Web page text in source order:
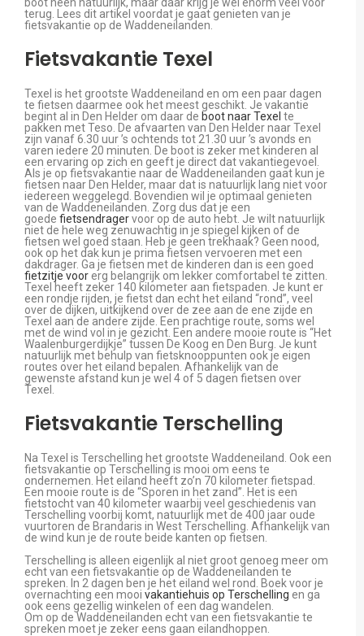
terug. Lees dit artikel voordat je gaat genieten van je
fietsvakantie op de Waddeneilanden.
Fietsvakantie Texel
Texel is het grootste Waddeneiland en om een paar dagen
te fietsen daarmee ook het meest geschikt. Je vakantie
begint al in Den Helder om daar de boot naar Texel te
pakken met Teso. De afvaarten van Den Helder naar Texel
zijn vanaf 6.30 uur ’s ochtends tot 21.30 uur ’s avonds en
varen iedere 20 minuten. De boot is zeker met kinderen al
een ervaring op zich en geeft je direct dat vakantiegevoel.
Als je op fietsvakantie naar de Waddeneilanden gaat kun je
fietsen naar Den Helder, maar dat is natuurlijk lang niet voor
iedereen weggelegd. Bovendien wil je optimaal genieten
van de Waddeneilanden. Zorg dus dat je een
goede fietsendragervoor op de auto hebt. Je wilt natuurlijk
niet de hele weg zenuwachtig in je spiegel kijken of de
fietsen wel goed staan. Heb je geen trekhaak? Geen nood,
ook op het dak kun je prima fietsen vervoeren met een
dakdrager. Ga je fietsen met de kinderen dan is een goed
fietzitje voorerg belangrijk om lekker comfortabel te zitten.
Texel heeft zeker 140 kilometer aan fietspaden. Je kunt er
een rondje rijden, je fietst dan echt het eiland “rond”, veel
over de dijken, uitkijkend over de zee aan de ene zijde en
Texel aan de andere zijde. Een prachtige route, soms wel
met de wind vol in je gezicht. Een andere mooie route is “Het
Waalenburgerdijkje” tussen De Koog en Den Burg. Je kunt
natuurlijk met behulp van fietsknooppunten ook je eigen
routes over het eiland bepalen. Afhankelijk van de
gewenste afstand kun je wel 4 of 5 dagen fietsen over
Texel.
Fietsvakantie Terschelling
Na Texel is Terschelling het grootste Waddeneiland. Ook een
fietsvakantie op Terschelling is mooi om eens te
ondernemen. Het eiland heeft zo’n 70 kilometer fietspad.
Een mooie route is de “Sporen in het zand”. Het is een
fietstocht van 40 kilometer waarbij veel geschiedenis van
Terschelling voorbij komt, natuurlijk met de 400 jaar oude
vuurtoren de Brandaris in West Terschelling. Afhankelijk van
de wind kun je de route beide kanten op fietsen.
Terschelling is alleen eigenlijk al niet groot genoeg meer om
echt van een fietsvakantie op de Waddeneilanden te
spreken. In 2 dagen ben je het eiland wel rond. Boek voor je
overnachting een mooi vakantiehuis op Terschelling en ga
ook eens gezellig winkelen of een dag wandelen.
Om op de Waddeneilanden echt van een fietsvakantie te
spreken moet je zeker eens gaan eilandhoppen.